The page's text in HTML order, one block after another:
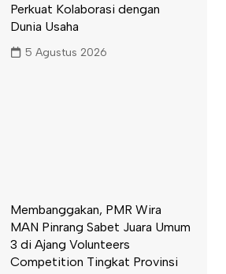
Perkuat Kolaborasi dengan
Dunia Usaha
5 Agustus 2026
Membanggakan, PMR Wira
MAN Pinrang Sabet Juara Umum
3 di Ajang Volunteers
Competition Tingkat Provinsi